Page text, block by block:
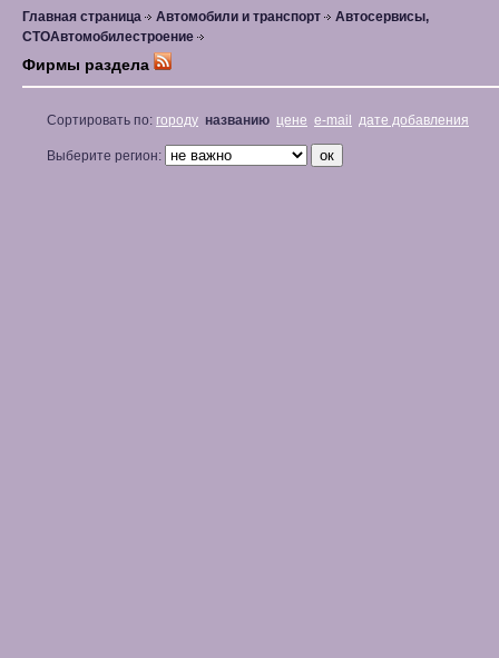
Главная страница Автомобили и транспорт
Автосервисы,
СТОАвтомобилестроение
Фирмы раздела
Сортировать по: городу названию цене e-mail дате добавления
Выберите регион: